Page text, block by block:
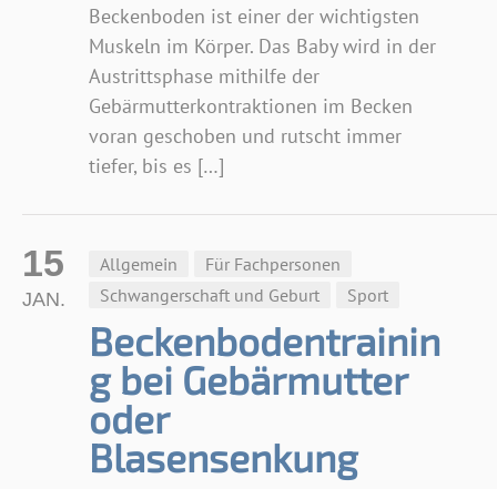
Beckenboden ist einer der wichtigsten
Muskeln im Körper. Das Baby wird in der
Austrittsphase mithilfe der
Gebärmutterkontraktionen im Becken
voran geschoben und rutscht immer
tiefer, bis es […]
Allgemein
Für Fachpersonen
Schwangerschaft und Geburt
Sport
Beckenbodentrainin
g bei Gebärmutter
oder
Blasensenkung
15
JAN.